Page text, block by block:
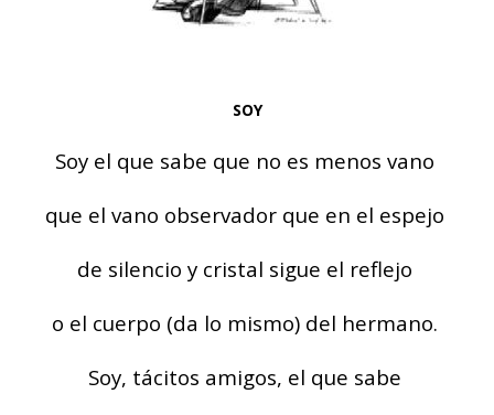
SOY
Soy el que sabe que no es menos vano
que el vano observador que en el espejo
de silencio y cristal sigue el reflejo
o el cuerpo (da lo mismo) del hermano.
Soy, tácitos amigos, el que sabe